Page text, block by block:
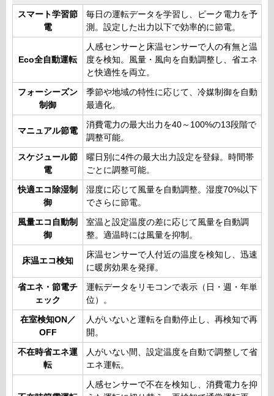
スマート学習節
電
毎日の運転データを学習し、ピーク電力を予
測。設定した出力以下で効率的に節電。
Eco全自動運転
人感センサーと床温センサーで人の有無と温
度を検知。風量・風向を自動調整し、省エネ
と快適性を両立。
フォーシーズン
制御
季節や地域の特性に応じて、冷媒制御を自動
最適化。
マニュアル節電
消費電力の最大出力を40～100%の13段階で
調整可能。
スケジュール節
電
曜日別に4件の最大出力設定を登録。時間帯
ごとに調整可能。
快適エコ除湿制
御
湿度に応じて風量を自動調整。湿度70%以下
でさらに節電。
風量エコ自動制
御
室温と設定温度の差に応じて風量を自動調
整。適温時には風量を抑制。
床温エコ検知
床温センサーで人付近の温度を検知し、迅速
に暖房効果を発揮。
省エネ・節電チ
ェック
運転データをリモコンで表示（日・週・年単
位）。
在室検知ON／
OFF
人がいないと運転を自動停止し、再検知で再
開。
不在時省エネ運
転
人がいない間、設定温度を自動で調整して省
エネ運転。
人感センサーで不在を検知し、消費電力を抑